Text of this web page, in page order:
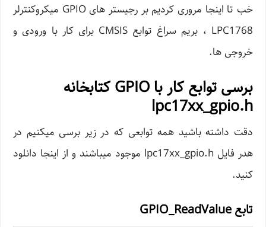
خب تا اینجا مروری کردیم بر رجیستر های GPIO میکروکنترلر
LPC1768 ، بریم سراغ توابع CMSIS برای کار با ورودی و
خروجی ها.
برسی توابع کار با GPIO کتابخانه
lpc17xx_gpio.h
دقت داشته باشید همه توابعی که در زیر برسی میکنیم در
هدر فایل lpc17xx_gpio.h موجود میباشند و از اینجا دانلود
کنید.
تابع GPIO_ReadValue